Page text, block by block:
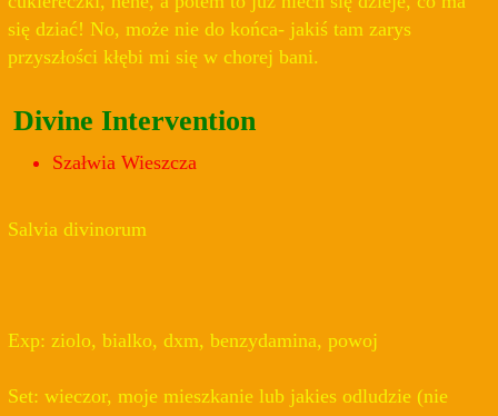
się dziać! No, może nie do końca- jakiś tam zarys
przyszłości kłębi mi się w chorej bani.
Divine Intervention
Szałwia Wieszcza
Salvia divinorum
Exp: ziolo, bialko, dxm, benzydamina, powoj
Set: wieczor, moje mieszkanie lub jakies odludzie (nie